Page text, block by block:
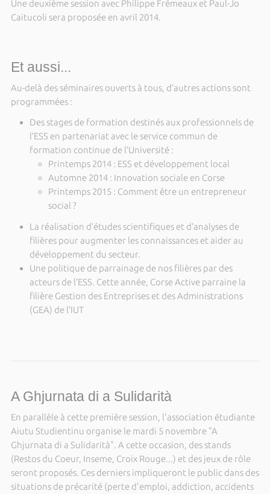
Une deuxième session avec Philippe Frémeaux et Paul-Jo
Caitucoli sera proposée en avril 2014.
Et aussi...
Au-delà des séminaires ouverts à tous, d’autres actions sont
programmées :
Des stages de formation destinés aux professionnels de
l’ESS en partenariat avec le service commun de
formation continue de l’Université :
Printemps 2014 : ESS et développement local
Automne 2014 : Innovation sociale en Corse
Printemps 2015 : Comment être un entrepreneur
social ?
La réalisation d’études scientifiques et d’analyses de
filières pour augmenter les connaissances et aider au
développement du secteur.
Une politique de parrainage de nos filières par des
acteurs de l’ESS. Cette année, Corse Active parraine la
filière Gestion des Entreprises et des Administrations
(GEA) de l’IUT
A Ghjurnata di a Sulidarità
En parallèle à cette première session, l'association étudiante
Aiutu Studientinu organise le mardi 5 novembre "A
Ghjurnata di a Sulidarità". A cette occasion, des stands
(Restos du Coeur, Inseme, Croix Rouge...) et des jeux de rôle
seront proposés. Ces derniers impliqueront le public dans des
situations de précarité (perte d'emploi, addiction, accidents